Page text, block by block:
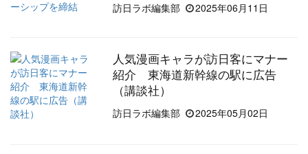
訪日ラボ編集部
2025年06月11日
人気漫画キャラが訪日客にマナー
紹介 東海道新幹線の駅に広告
（講談社）
訪日ラボ編集部
2025年05月02日